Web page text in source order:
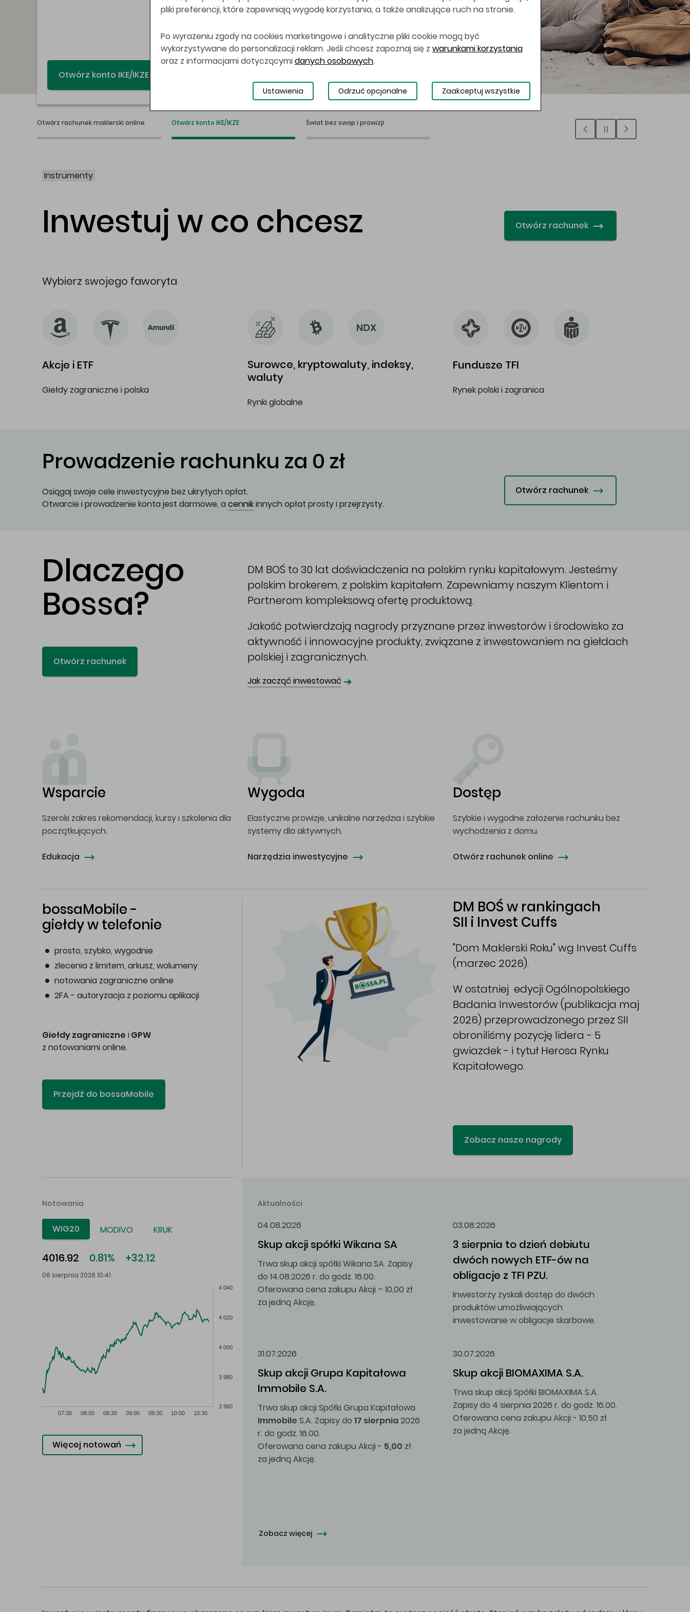
Świat bez swap
Otwórz rachunek maklerski online Otwórz konto IKE/IKZE Świat bez swap i prowizji
Instrumenty
Inwestuj w co chcesz Otwórz rachunek
Wybierz swojego faworyta
Akcje i ETF
Giełdy zagraniczne i polska
Surowce, kryptowaluty, indeksy,
waluty
Rynki globalne
Fundusze TFI
Rynek polski i zagranica
Prowadzenie rachunku za 0 zł
Osiągaj swoje cele inwestycyjne bez ukrytych opłat.
Otwarcie i prowadzenie konta jest darmowe, a cennikinnych opłat prosty i przejrzysty.
Otwórz rachunek
Dlaczego
Bossa?
Otwórz rachunek
DM BOŚ to 30 lat doświadczenia na polskim rynku kapitałowym. Jesteśmy
polskim brokerem, z polskim kapitałem. Zapewniamy naszym Klientom i
Partnerom kompleksową ofertę produktową.
Jakość potwierdzają nagrody przyznane przez inwestorów i środowisko za
aktywność i innowacyjne produkty, związane z inwestowaniem na giełdach
polskiej i zagranicznych.
Jak zacząć inwestować ➜
Wsparcie
Szeroki zakres rekomendacji, kursy i szkolenia dla
początkujących.
Edukacja
Wygoda
Elastyczne prowizje, unikalne narzędzia i szybkie
systemy dla aktywnych.
Narzędzia inwestycyjne
Dostęp
Szybkie i wygodne założenie rachunku bez
wychodzenia z domu.
Otwórz rachunek online
bossaMobile -
giełdy w telefonie
prosto, szybko, wygodnie
zlecenia z limitem, arkusz, wolumeny
notowania zagraniczne online
2FA - autoryzacja z poziomu aplikacji
Giełdy zagraniczne i GPW
z notowaniami online.
Przejdź do bossaMobile
DM BOŚ w rankingach
SII i Invest Cuffs
"Dom Maklerski Roku" wg Invest Cuffs
(marzec 2026).
W ostatniej edycji Ogólnopolskiego
Badania Inwestorów (publikacja maj
2026) przeprowadzonego przez SII
obroniliśmy pozycję lidera - 5
gwiazdek - i tytuł Herosa Rynku
Kapitałowego.
Zobacz nasze nagrody
Notowania
WIG20 MODIVO KRUK
4016.92 0.81% +32.12
06 sierpnia 2026 10:41
08:00 09:00 10:00
07:30 08:30 09:30 10:30
3 960
3 980
4 000
4 020
4 040
Więcej notowań
Aktualności
04.08.2026
Skup akcji spółki Wikana SA
Trwa skup akcji spółki Wikana SA. Zapisy
do 14.08.2026 r. do godz. 16.00.
Oferowana cena zakupu Akcji – 10,00 zł
za jedną Akcję.
03.08.2026
3 sierpnia to dzień debiutu
dwóch nowych ETF-ów na
obligacje z TFI PZU.
Inwestorzy zyskali dostęp do dwóch
produktów umożliwiających
inwestowanie w obligacje skarbowe.
31.07.2026
Skup akcji Grupa Kapitałowa
Immobile S.A.
Trwa skup akcji Spółki Grupa Kapitałowa
Immobile S.A. Zapisy do 17 sierpnia2026
r. do godz. 16.00.
Oferowana cena zakupu Akcji - 5,00 zł
za jedną Akcję.
30.07.2026
Skup akcji BIOMAXIMA S.A.
Trwa skup akcji Spółki BIOMAXIMA S.A.
Zapisy do 4 sierpnia 2026 r. do godz. 16.00.
Oferowana cena zakupu Akcji - 10,50 zł
za jedną Akcję.
Zobacz więcej
pliki preferencji, które zapewniają wygodę korzystania, a także analizujące ruch na stronie.
Po wyrażeniu zgody na cookies marketingowe i analityczne pliki cookie mogą być
wykorzystywane do personalizacji reklam. Jeśli chcesz zapoznaj się z warunkami korzystania
oraz z informacjami dotyczącymidanych osobowych.
Ustawienia Odrzuć opcjonalne Zaakceptuj wszystkie